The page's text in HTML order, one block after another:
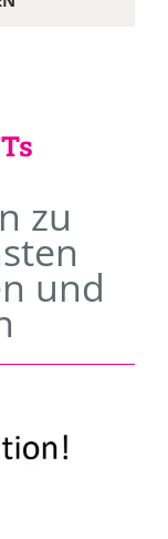
zu
und